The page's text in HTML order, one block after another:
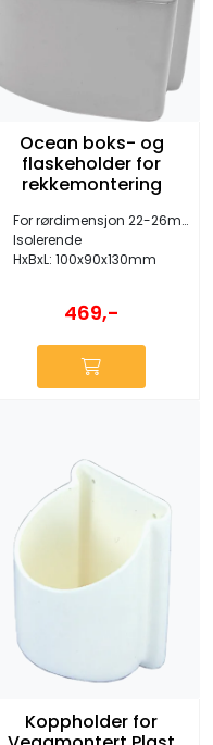
Ocean boks- og
flaskeholder for
rekkemontering
For rørdimensjon 22-26mm
Isolerende
HxBxL: 100x90x130mm
469,-
Koppholder for